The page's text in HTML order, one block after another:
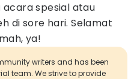
acara spesial atau
di sore hari. Selamat
ya!
writers and has been
team. We strive to provide